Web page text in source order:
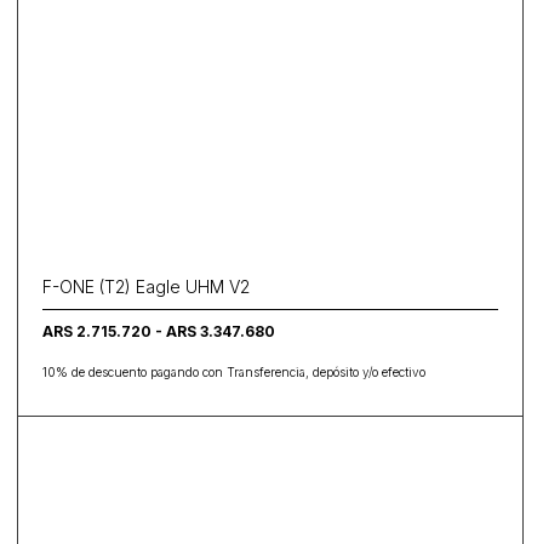
F-ONE (T2) Eagle UHM V2
ARS 2.715.720 - ARS 3.347.680
10% de descuento pagando con Transferencia, depósito y/o efectivo